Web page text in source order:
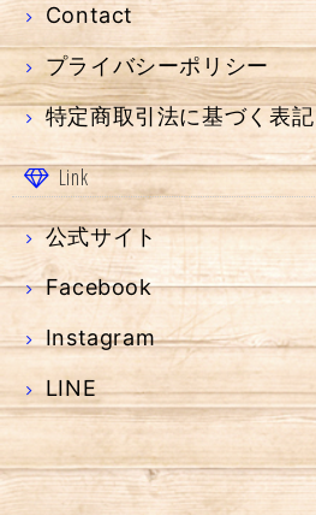
Contact
プライバシーポリシー
特定商取引法に基づく表記
Link
公式サイト
Facebook
Instagram
LINE